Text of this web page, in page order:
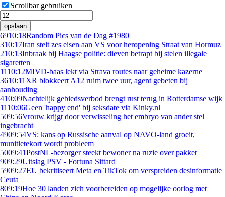
Scrollbar gebruiken
opslaan
6910:18Random Pics van de Dag #1980
310:17Iran stelt zes eisen aan VS voor heropening Straat van Hormuz
210:13Inbraak bij Haagse politie: dieven betrapt bij stelen illegale
sigaretten
1110:12MIVD-baas lekt via Strava routes naar geheime kazerne
3610:11 XR blokkeert A12 ruim twee uur, agent gebeten bij
aanhouding
410:09Nachtelijk gebiedsverbod brengt rust terug in Rotterdamse wijk
1110:06Geen 'happy end' bij seksdate via Kinky.nl
509:56Vrouw krijgt door verwisseling het embryo van ander stel
ingebracht
4909:54VS: kans op Russische aanval op NAVO-land groeit,
munitietekort wordt probleem
5009:41PostNL-bezorger steekt bewoner na ruzie over pakket
909:29Uitslag PSV - Fortuna Sittard
5909:27EU bekritiseert Meta en TikTok om verspreiden desinformatie
Ceuta
809:19Hoe 30 landen zich voorbereiden op mogelijke oorlog met